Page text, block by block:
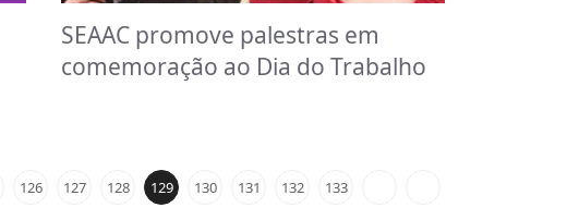
SEAAC promove palestras em
comemoração ao Dia do Trabalho
126 127 128 129 130 131 132 133